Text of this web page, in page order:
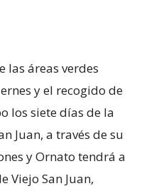
las áreas verdes
y el recogido de
los siete días de la
Juan, a través de su
y Ornato tendrá a
Viejo San Juan,